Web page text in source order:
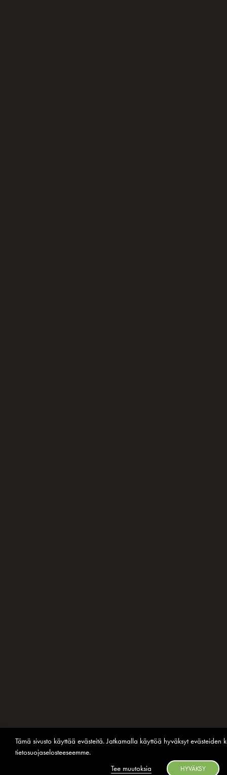
Tämä sivusto käyttää evästeitä. Jatkamalla käyttöä hyväksyt evästeiden
tietosuojaselosteeseemme.
Tee muutoksia
HYVÄKSY